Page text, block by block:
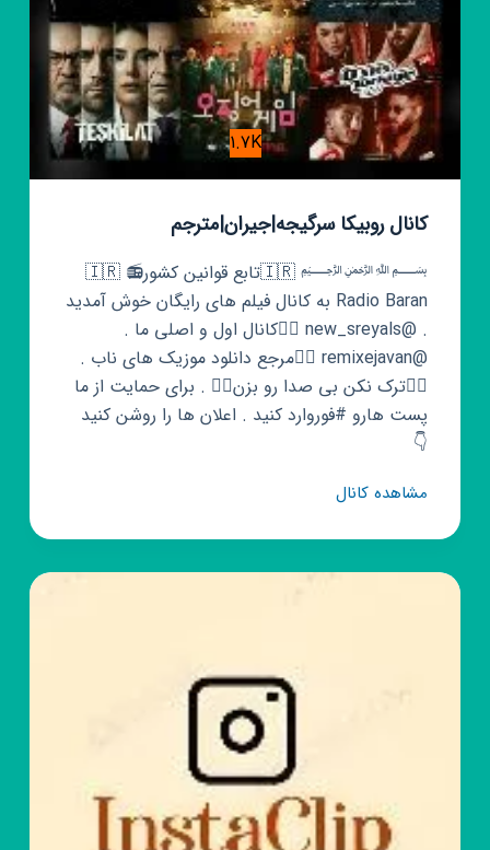
1.7K
کانال روبیکا سرگیجه|جیران|مترجم
﷽ 🇮🇷تابع قوانین کشور🇮🇷 📻
Radio Baran به کانال فیلم های رایگان خوش آمدید
. @new_sreyals 👈🏻کانال اول و اصلی ما .
@remixejavan 👈🏻مرجع دانلود موزیک های ناب .
👈🏻ترک نکن بی صدا رو بزن👉🏻 . برای حمایت از ما
پست هارو #فوروارد کنید ‌. اعلان ها را روشن کنید
👇
مشاهده کانالکانال
سرگیجه|
جیران|